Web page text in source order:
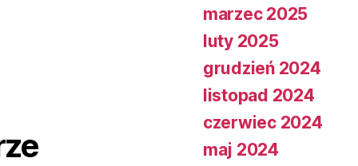
marzec 2025
luty 2025
grudzień 2024
listopad 2024
czerwiec 2024
maj 2024